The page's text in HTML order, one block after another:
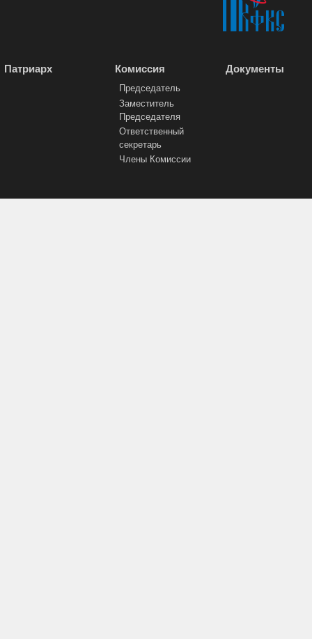
Патриарх Комиссия
Председатель
Заместитель
Председателя
Ответственный
секретарь
Члены Комиссии
Документы